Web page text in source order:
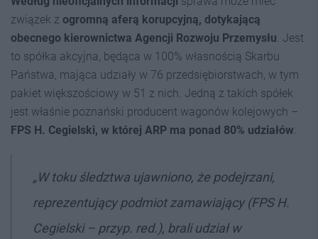
związek z ogromną aferą korupcyjną, dotykającą
obecnego kierownictwa Agencji Rozwoju Przemysłu . Jest
to spółka akcyjna, będąca w 100% własnością Skarbu
Państwa, mająca udziały w 76 przedsiębiorstwach, w tym
pakiet większościowy w 51 z nich. Jedną z takich spółek
jest właśnie poznański producent wagonów kolejowych –
FPS H. Cegielski, w której ARP ma ponad 80% udziałów
„W toku śledztwa ujawniono, że podejrzani,
reprezentujący podmiot zamawiający (FPS H.
Cegielski – przyp. red.), brali udział w